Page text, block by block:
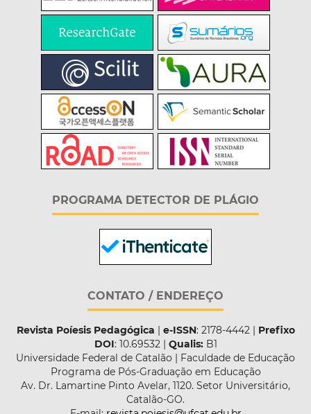
PROGRAMA DETECTOR DE PLÁGIO
CONTATO / ENDEREÇO
Revista Poíesis Pedagógica | e-ISSN: 2178-4442 | Prefixo
DOI: 10.69532 | Qualis:B1
Universidade Federal de Catalão | Faculdade de Educação
Programa de Pós-Graduação em Educação
Av. Dr. Lamartine Pinto Avelar, 1120. Setor Universitário,
Catalão-GO.